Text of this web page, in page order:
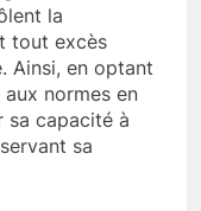
la
tout excès
Ainsi, en optant
normes en
sa capacité à
sa